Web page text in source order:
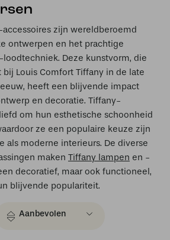
zijn wereldberoemd
ontwerpen en het prachtige
Deze kunstvorm, die
Louis Comfort Tiffany in de late
heeft een blijvende impact
en decoratie. Tiffany-
om hun esthetische schoonheid
ze een populaire keuze zijn
als moderne interieurs. De diverse
maken Tiffany lampen en -
decoratief, maar ook functioneel,
blijvende populariteit.